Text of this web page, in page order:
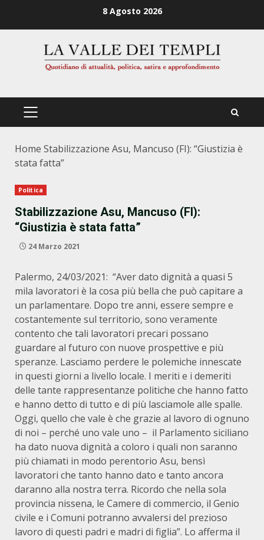
8 Agosto 2026
PRIMÄRES
Home Stabilizzazione Asu, Mancuso (FI): “Giustizia è
stata fatta”
Politica
Stabilizzazione Asu, Mancuso (FI):
“Giustizia è stata fatta”
24 Marzo 2021
Palermo, 24/03/2021: “Aver dato dignità a quasi 5
mila lavoratori è la cosa più bella che può capitare a
un parlamentare. Dopo tre anni, essere sempre e
costantemente sul territorio, sono veramente
contento che tali lavoratori precari possano
guardare al futuro con nuove prospettive e più
speranze. Lasciamo perdere le polemiche innescate
in questi giorni a livello locale. I meriti e i demeriti
delle tante rappresentanze politiche che hanno fatto
e hanno detto di tutto e di più lasciamole alle spalle.
Oggi, quello che vale è che grazie al lavoro di ognuno
di noi – perché uno vale uno – il Parlamento siciliano
ha dato nuova dignità a coloro i quali non saranno
più chiamati in modo perentorio Asu, bensì
lavoratori che tanto hanno dato e tanto ancora
daranno alla nostra terra. Ricordo che nella sola
provincia nissena, le Camere di commercio, il Genio
civile e i Comuni potranno avvalersi del prezioso
lavoro di questi padri e madri di figlia”. Lo afferma il